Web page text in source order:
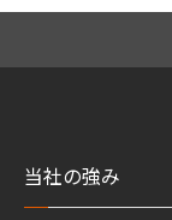
当社の強み